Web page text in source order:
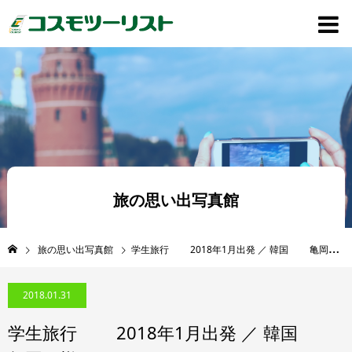
旅の思い出写真館
旅の思い出写真館 学生旅行 2018年1月出発 ／ 韓国 亀岡 様
2018.01.31
学生旅行 2018年1月出発 ／ 韓国